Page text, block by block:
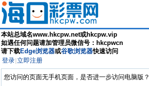
本站总域名www.hkcpw.net或hkcpw.vip
如遇任何问题请加管理员微信号：hkcpwcn
请下载Edge浏览器或谷歌浏览器快速访问
登录 立即注册
您访问的页面无手机页面，是否进一步访问电脑版？